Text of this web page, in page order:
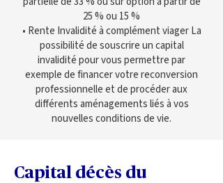
25 % ou 15 %
• Rente Invalidité à complément viager La
possibilité de souscrire un capital
invalidité pour vous permettre par
exemple de financer votre reconversion
professionnelle et de procéder aux
différents aménagements liés à vos
nouvelles conditions de vie.
Capital décès du